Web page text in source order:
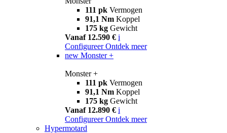
111 pk Vermogen
91,1 Nm Koppel
175 kg Gewicht
Vanaf 12.590 € i
Configureer Ontdek meer
new Monster +
Monster +
111 pk Vermogen
91,1 Nm Koppel
175 kg Gewicht
Vanaf 12.890 € i
Configureer Ontdek meer
Hypermotard